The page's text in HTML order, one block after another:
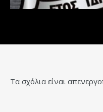
Τα σχόλια είναι